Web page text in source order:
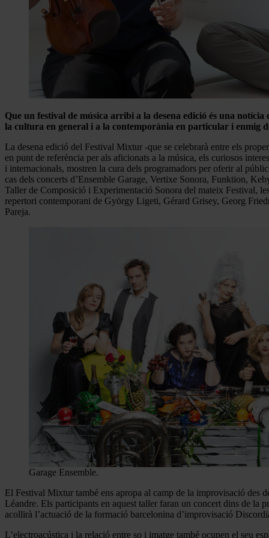
Que un festival de música arribi a la desena edició és una
la cultura en general i a la contemporània en particular i enmig
La desena edició del Festival Mixtur -que se celebrarà entre els
en punt de referència per als aficionats a la música, els curiosos
i internacionals, mostren la cura dels programadors per oferir al
cas dels concerts d’Ensemble Garage, Vertixe Sonora, Funktion,
Taller de Composició i Experimentació Sonora del mateix Festival,
repertori contemporani de György Ligeti, Gérard Grisey, Georg
Pareja.
Garage Ensemble.
El Festival Mixtur també ens apropa al camp de la improvisació des
Léandre. Els participants en aquest taller faran un concert dins de
acollirà l’actuació de la formació barcelonina d’improvisació
L’electroacústica i la relació entre so i imatge també ocupen el seu